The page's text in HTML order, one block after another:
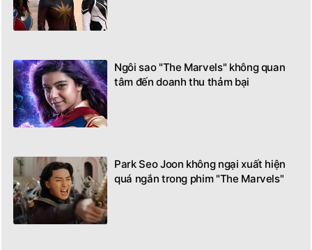
Ngôi sao "The Marvels" không quan
tâm đến doanh thu thảm bại
Park Seo Joon không ngại xuất hiện
quá ngắn trong phim "The Marvels"